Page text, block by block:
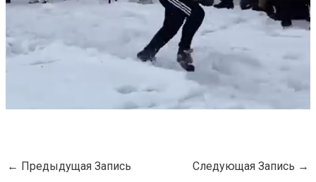
← Предыдущая Запись Следующая Запись →